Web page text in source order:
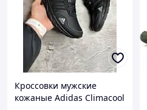
Кроссовки мужские
кожаные Adidas Climacool